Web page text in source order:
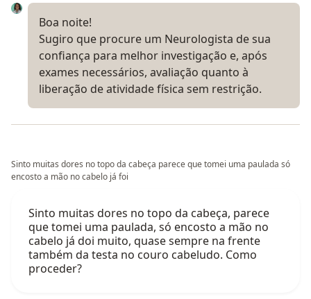
Boa noite!
Sugiro que procure um Neurologista de sua
confiança para melhor investigação e, após
exames necessários, avaliação quanto à
liberação de atividade física sem restrição.
Sinto muitas dores no topo da cabeça parece que tomei uma paulada só
encosto a mão no cabelo já foi
Sinto muitas dores no topo da cabeça, parece
que tomei uma paulada, só encosto a mão no
cabelo já doi muito, quase sempre na frente
também da testa no couro cabeludo. Como
proceder?